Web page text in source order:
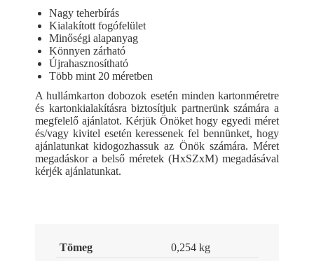
Nagy teherbírás
Kialakított fogófelület
Minőségi alapanyag
Könnyen zárható
Újrahasznosítható
Több mint 20 méretben
A hullámkarton dobozok esetén minden kartonméretre
és kartonkialakításra biztosítjuk partnerünk számára a
megfelelő ajánlatot. Kérjük Önöket hogy egyedi méret
és/vagy kivitel esetén keressenek fel bennünket, hogy
ajánlatunkat kidogozhassuk az Önök számára. Méret
megadáskor a belső méretek (HxSZxM) megadásával
kérjék ajánlatunkat.
Tömeg
0,254 kg